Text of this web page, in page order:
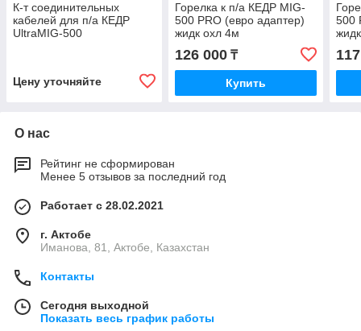
К-т соединительных
кабелей для п/а КЕДР
UltraMIG-500
Цену уточняйте
Горелка к п/а КЕДР MIG-
500 PRO (евро адаптер)
жидк охл 4м
126 000₸
Купить
500
О нас
Рейтинг не сформирован
Менее 5 отзывов за последний год
Работает с 28.02.2021
г. Актобе
Иманова, 81, Актобе, Казахстан
Контакты
Сегодня выходной
Показать весь график работы